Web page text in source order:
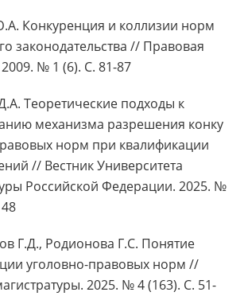
Конкуренция и коллизии норм
законодательства // Правовая
2009. № 1 (6). С. 81-87
Теоретические подходы к
механизма разрешения конку
норм при квалификации
// Вестник Университета
Российской Федерации. 2025. №
Г.Д., Родионова Г.С. Понятие
уголовно-правовых норм //
2025. № 4 (163). С. 51-